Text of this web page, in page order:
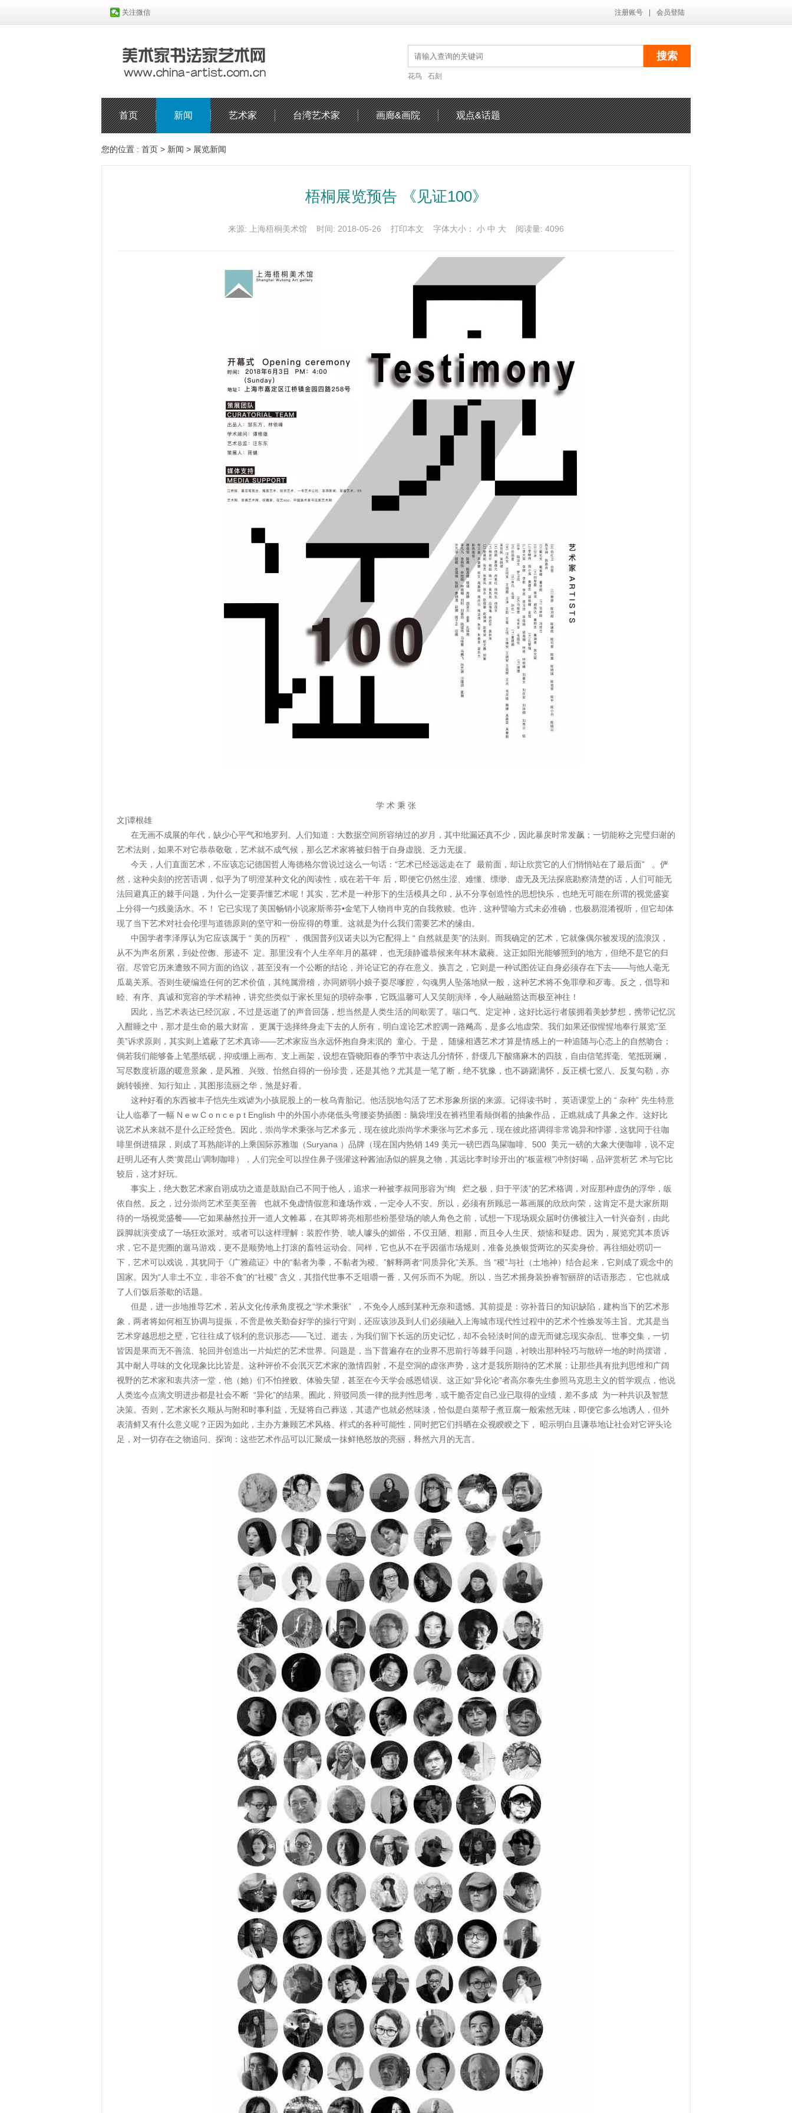
关注微信 注册账号 会员登陆
花鸟 石刻
首页 新闻 艺术家 台湾艺术家 画廊&画院 观点&话题
您的位置 : 首页 > 新闻 > 展览新闻
梧桐展览预告 《见证100》
来源: 上海梧桐美术馆 时间: 2018-05-26 打印本文 字体大小： 小 中 大 阅读量: 4096
学 术 秉 张
文|谭根雄
在无画不成展的年代，缺少心平气和地罗列。人们知道：大数据空间所容纳过的岁月，其中纰漏还真不少，因此暴戾时常发飙；一切能称之完璧归谢的
艺术法则，如果不对它恭恭敬敬，艺术就不成气候，那么艺术家将被归咎于自身虚脱、乏力无援。
今天，人们直面艺术，不应该忘记德国哲人海德格尔曾说过这么一句话：“艺术已经远远走在了 最前面，却让欣赏它的人们悄悄站在了最后面” 。俨
然，这种尖刻的挖苦语调，似乎为了明澄某种文化的阅读性，或在若干年 后，即便它仍然生涩、难懂、缥缈、虚无及无法探底勘察清楚的话，人们可能无
法回避真正的棘手问题，为什么一定要弄懂艺术呢！其实，艺术是一种形下的生活模具之印，从不分享创造性的思想快乐，也绝无可能在所谓的视觉盛宴
上分得一勺残羹汤水。不！ 它已实现了美国畅销小说家斯蒂芬•金笔下人物肖申克的自我救赎。也许 , 这种譬喻方式未必准确，也极易混淆视听，但它却体
现了当下艺术对社会伦理与道德原则的坚守和一份应得的尊重。这就是为什么我们需要艺术的缘由。
中国学者李泽厚认为它应该属于 “ 美的历程” ， 俄国普列汉诺夫以为它配得上 “ 自然就是美”的法则。而我确定的艺术，它就像偶尔被发现的流浪汉，
从不为声名所累，到处倥偬、形迹不 定。那里没有个人生卒年月的墓碑， 也无须静谧恭候来年林木葳蕤。这正如阳光能够照到的地方，但绝不是它的归
宿。尽管它历来遭致不同方面的诌议，甚至没有一个公断的结论，并论证它的存在意义。换言之，它则是一种试图佐证自身必须存在下去——与他人毫无
瓜葛关系。否则生硬编造任何的艺术价值，其纯属滑稽，亦同娇弱小娘子耍尽嗲腔，勾魂男人坠落地狱一般，这种艺术将不免罪孽和歹毒。反之，倡导和
睦、有序、真诚和宽容的学术精神，讲究些类似于家长里短的琐碎杂事，它既温馨可人又笑朗演绎，令人融融豁达而极至神往！
因此，当艺术表达已经沉寂，不过是远逝了的声音回荡，想当然是人类生活的间歇罢了。喘口气、定定神，这好比远行者簇拥着美妙梦想，携带记忆沉
入酣睡之中，那才是生命的最大财富， 更属于选择终身走下去的人所有，明白遑论艺术腔调一路飚高，是多么地虚荣。我们如果还假惺惺地奉行展览“至
美”诉求原则，其实则上遮蔽了艺术真谛——艺术家应当永远怀抱自身未泯的 童心。于是， 随缘相遇艺术才算是情感上的一种追随与心态上的自然吻合；
倘若我们能够备上笔墨纸砚，抑或绷上画布、支上画架，设想在昏晓阳春的季节中表达几分情怀，舒缓几下酸痛麻木的四肢，自由信笔挥毫、笔抵斑斓，
写尽数度祈愿的暖意景象，是风雅、兴致、怡然自得的一份珍贵，还是其他？尤其是一笔了断，绝不犹豫，也不踌躇满怀，反正横七竖八、反复勾勒，亦
婉转顿挫、知行知止，其图形流丽之华，煞是好看。
这种好看的东西被丰子恺先生戏谑为小孩屁股上的一枚乌青胎记。他活脱地勾活了艺术形象所据的来源。记得读书时， 英语课堂上的 “ 杂种” 先生特意
让人临摹了一幅 N e w C o n c e p t English 中的外国小赤佬低头弯腰姿势插图：脑袋埋没在裤裆里看颠倒着的抽象作品， 正瞧就成了具象之作。这好比
说艺术从来就不是什么正经货色。因此，崇尚学术秉张与艺术多元，现在彼此崇尚学术秉张与艺术多元，现在彼此搭调得非常诡异和悖谬，这犹同于往咖
啡里倒进猫尿，则成了耳熟能详的上乘国际苏雅珈（Suryana ）品牌（现在国内热销 149 美元一磅巴西鸟屎咖啡、500 美元一磅的大象大便咖啡，说不定
赶明儿还有人类‘黄昆山’调制咖啡），人们完全可以捏住鼻子强灌这种酱油汤似的腥臭之物，其远比李时珍开出的“板蓝根”冲剂好喝，品评赏析艺 术与它比
较后，这才好玩。
事实上，绝大数艺术家自诩成功之道是鼓励自己不同于他人，追求一种被李叔同形容为“绚 烂之极，归于平淡”的艺术格调，对应那种虚伪的浮华，皈
依自然。反之，过分崇尚艺术至美至善 也就不免虚情假意和逢场作戏，一定令人不安。所以，必须有所顾忌一幕画展的欣欣向荣，这肯定不是大家所期
待的一场视觉盛餐——它如果赫然拉开一道人文帷幕，在其即将亮相那些粉墨登场的唬人角色之前，试想一下现场观众届时仿佛被注入一针兴奋剂，由此
跺脚就演变成了一场狂欢派对。或者可以这样理解：装腔作势、唬人噱头的媚俗，不仅丑陋、粗鄙，而且令人生厌、烦恼和疑虑。因为，展览究其本质诉
求，它不是兜圈的遛马游戏，更不是顺势地上打滚的畜牲运动会。同样，它也从不在乎因循市场规则，准备兑换银货两讫的买卖身价。再往细处唠叨一
下，艺术可以戏说，其犹同于《广雅疏证》中的“黏者为黍，不黏者为稷。”解释两者“同质异化”关系。当 “稷”与社（土地神）结合起来，它则成了观念中的
国家。因为“人非土不立，非谷不食”的“社稷” 含义，其指代世事不乏咀嚼一番，又何乐而不为呢。所以，当艺术摇身装扮睿智丽辞的话语形态， 它也就成
了人们饭后茶歇的话题。
但是，进一步地推导艺术，若从文化传承角度视之“学术秉张” ，不免令人感到某种无奈和遗憾。其前提是：弥补昔日的知识缺陷，建构当下的艺术形
象，两者将如何相互协调与提振，不啻是攸关勤奋好学的操行守则，还应该涉及到人们必须融入上海城市现代性过程中的艺术个性焕发等主旨。尤其是当
艺术穿越思想之壁，它往往成了锐利的意识形态——飞过、逝去，为我们留下长远的历史记忆，却不会轻淡时间的虚无而健忘现实杂乱、世事交集，一切
皆因是果而无不善流、轮回并创造出一片灿烂的艺术世界。问题是，当下普遍存在的业界不思前行等棘手问题，衬映出那种轻巧与散碎一地的时尚摆谱，
其中耐人寻味的文化现象比比皆是。这种评价不会泯灭艺术家的激情四射，不是空洞的虚张声势，这才是我所期待的艺术展：让那些具有批判思维和广阔
视野的艺术家和衷共济一堂，他（她）们不怕挫败、体验失望，甚至在今天学会感恩错误。这正如“异化论”者高尔泰先生参照马克思主义的哲学观点，他说
人类迄今点滴文明进步都是社会不断 “异化”的结果。囿此，辩驳同质一律的批判性思考，或干脆否定自己业已取得的业绩，差不多成 为一种共识及智慧
决策。否则，艺术家长久顺从与附和时事利益，无疑将自己葬送，其遗产也就必然味淡，恰似是白菜帮子煮豆腐一般索然无味，即便它多么地诱人，但外
表清鲜又有什么意义呢？正因为如此，主办方兼顾艺术风格、样式的各种可能性，同时把它们抖晒在众视睽睽之下， 昭示明白且谦恭地让社会对它评头论
足，对一切存在之物追问、探询：这些艺术作品可以汇聚成一抹鲜艳怒放的亮丽，释然六月的无言。